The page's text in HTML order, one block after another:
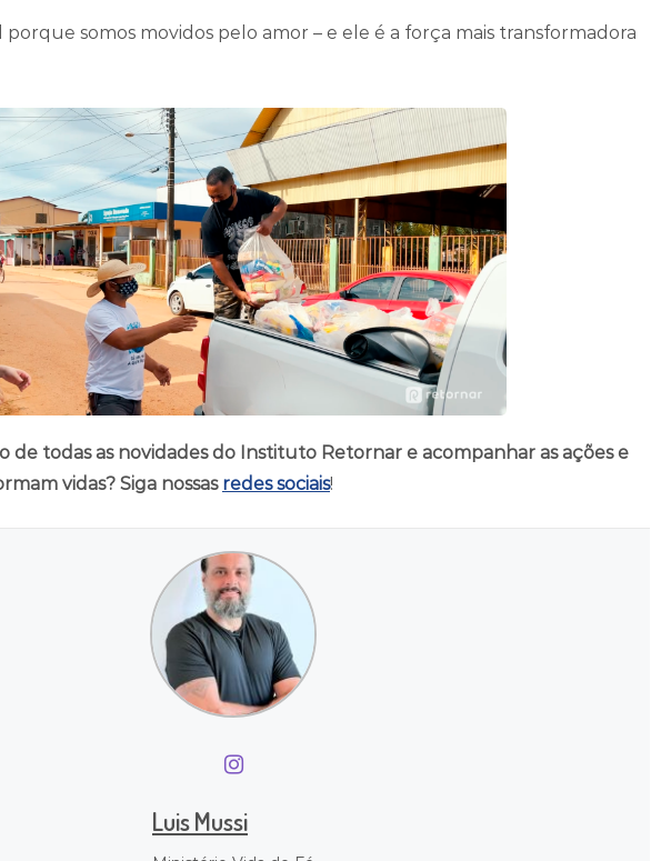
porque somos movidos pelo amor – e ele é a força mais transformadora
todas as novidades do Instituto Retornar e acompanhar as ações e
vidas? Siga nossas redes sociais!
Luis Mussi